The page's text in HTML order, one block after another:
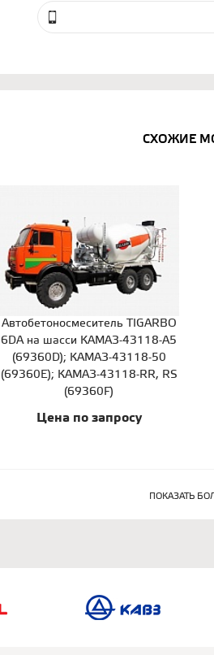
СХОЖИЕ
Автобетоносмеситель TIGARBO
6DA на шасси КАМАЗ-43118-A5
(69360D); КАМАЗ-43118-50
(69360E); КАМАЗ-43118-RR, RS
(69360F)
Цена по запросу
ПОКАЗАТЬ